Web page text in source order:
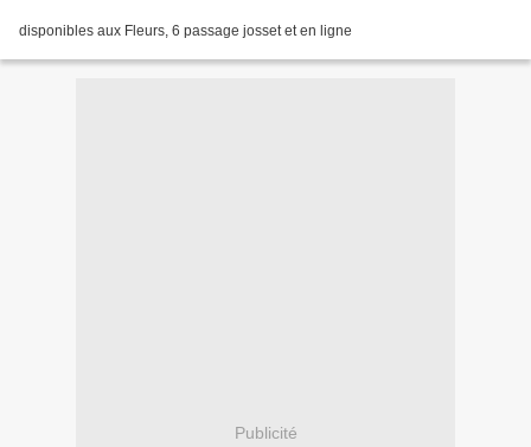
disponibles aux Fleurs, 6 passage josset et en ligne
Publicité